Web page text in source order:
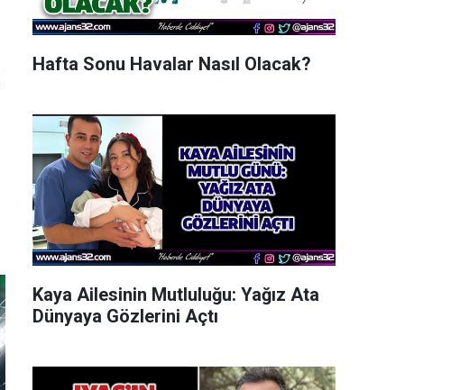
Hafta Sonu Havalar Nasıl Olacak?
Kaya Ailesinin Mutluluğu: Yağız Ata
Dünyaya Gözlerini Açtı